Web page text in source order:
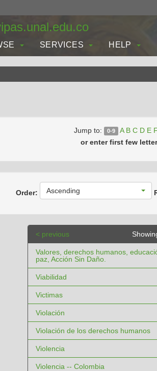
SERVICES HELP
Jump to: 0-9 A B C D E F
or enter first few
Order: Ascending
< previous
Valores, derechos humanos,
paz, Acción Sin Daño.
Viabilidad
Victimas
Violación
Violación de los derechos humanos
Violencia
Violencia -- Colombia